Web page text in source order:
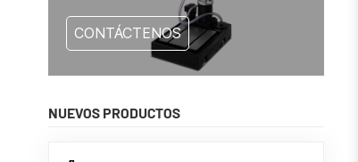
CONTÁCTENOS
NUEVOS PRODUCTOS